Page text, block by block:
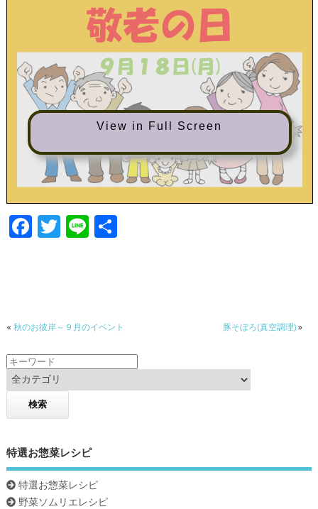
View in Full Screen
F
o
o
k
T Li 共
« 秋のお彼岸～９月のイベント 豚そぼろ(真空調理)»
特選お惣菜レシピ
特選お惣菜レシピ
野菜ソムリエレシピ